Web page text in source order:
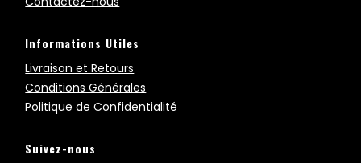
Informations Utiles
Livraison et Retours
Conditions Générales
Politique de Confidentialité
Suivez-nous